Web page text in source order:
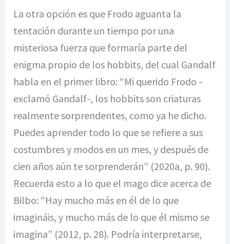
La otra opción es que Frodo aguanta la
tentación durante un tiempo por una
misteriosa fuerza que formaría parte del
enigma propio de los hobbits, del cual Gandalf
habla en el primer libro: “Mi querido Frodo -
exclamó Gandalf-, los hobbits son criaturas
realmente sorprendentes, como ya he dicho.
Puedes aprender todo lo que se refiere a sus
costumbres y modos en un mes, y después de
cien años aún te sorprenderán” (2020a, p. 90).
Recuerda esto a lo que el mago dice acerca de
Bilbo: “Hay mucho más en él de lo que
imagináis, y mucho más de lo que él mismo se
imagina” (2012, p. 28). Podría interpretarse,